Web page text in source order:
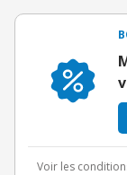
Voir les